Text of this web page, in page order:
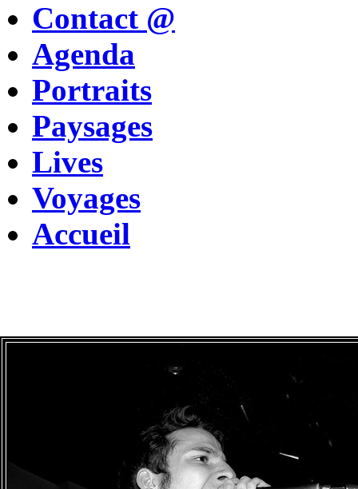
Contact @
Agenda
Portraits
Paysages
Lives
Voyages
Accueil